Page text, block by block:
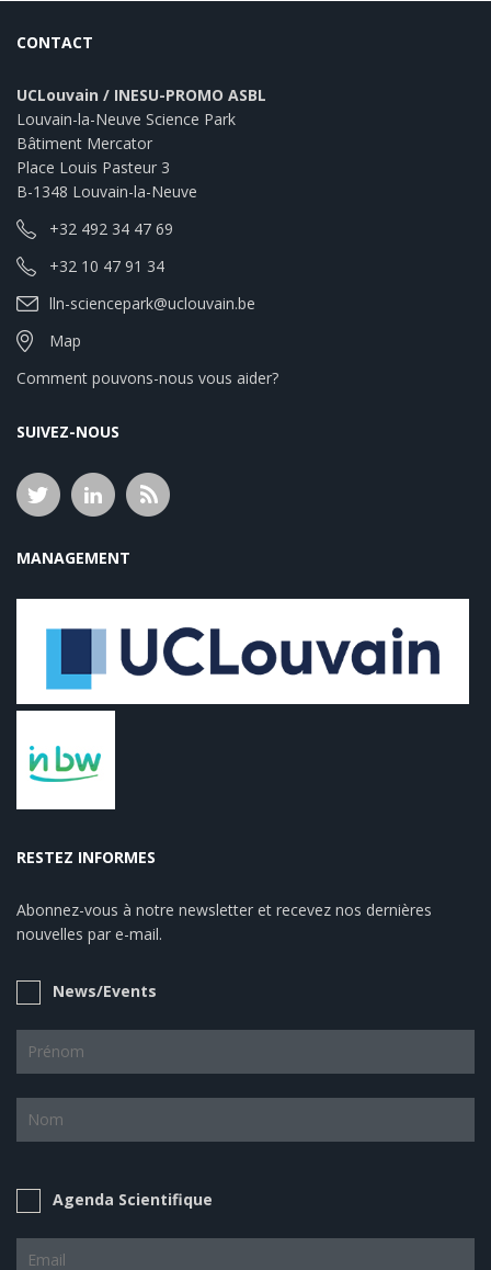
CONTACT
UCLouvain / INESU-PROMO ASBL
Louvain-la-Neuve Science Park
Bâtiment Mercator
Place Louis Pasteur 3
B-1348 Louvain-la-Neuve
+32 492 34 47 69
+32 10 47 91 34
lln-sciencepark@uclouvain.be
Map
Comment pouvons-nous vous aider?
SUIVEZ-NOUS
MANAGEMENT
RESTEZ INFORMES
Abonnez-vous à notre newsletter et recevez nos dernières
nouvelles par e-mail.
News/Events
Agenda Scientifique